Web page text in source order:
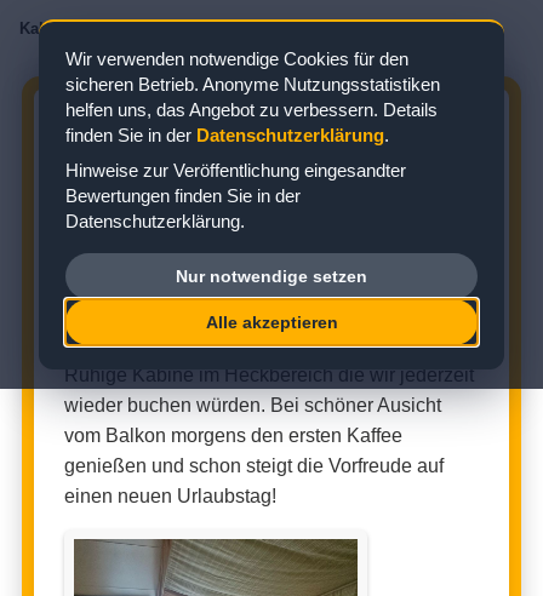
Kabinenbewertungen Kabine 7174
AIDALUNA KABINE 7174:
BEWERTUNG ZUR BALKONKABINE
Zielgebiet: Nordeuropa
BALKONKABINE (KABINENNUMMER: 7174)
Kabinenbewertung:★★★★☆
Ruhige Kabine im Heckbereich die wir jederzeit
wieder buchen würden. Bei schöner Ausicht
vom Balkon morgens den ersten Kaffee
genießen und schon steigt die Vorfreude auf
einen neuen Urlaubstag!
Wir verwenden notwendige Cookies für den
sicheren Betrieb. Anonyme Nutzungsstatistiken
helfen uns, das Angebot zu verbessern. Details
finden Sie in der Datenschutzerklärung.
Hinweise zur Veröffentlichung eingesandter
Bewertungen finden Sie in der
Datenschutzerklärung.
Nur notwendige setzen
Alle akzeptieren